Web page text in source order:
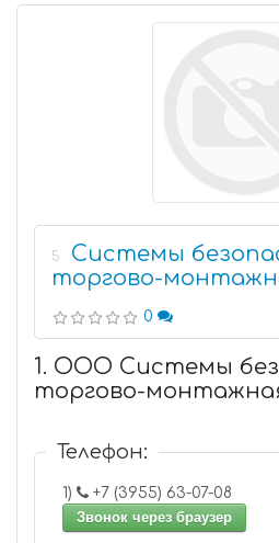
5
Системы
торгово-
0
1. ООО Системы
торгово-
Телефон:
1)
+7 (3955) 63-07-08
Звонок через браузер